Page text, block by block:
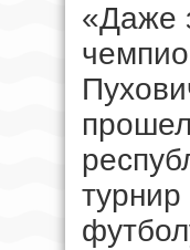
«Даже
прошел